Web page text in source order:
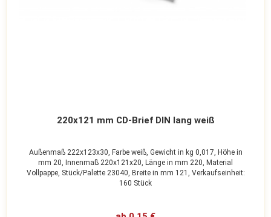
220x121 mm CD-Brief DIN lang weiß
Außenmaß 222x123x30, Farbe weiß, Gewicht in kg 0,017, Höhe in
mm 20, Innenmaß 220x121x20, Länge in mm 220, Material
Vollpappe, Stück/Palette 23040, Breite in mm 121, Verkaufseinheit:
160 Stück